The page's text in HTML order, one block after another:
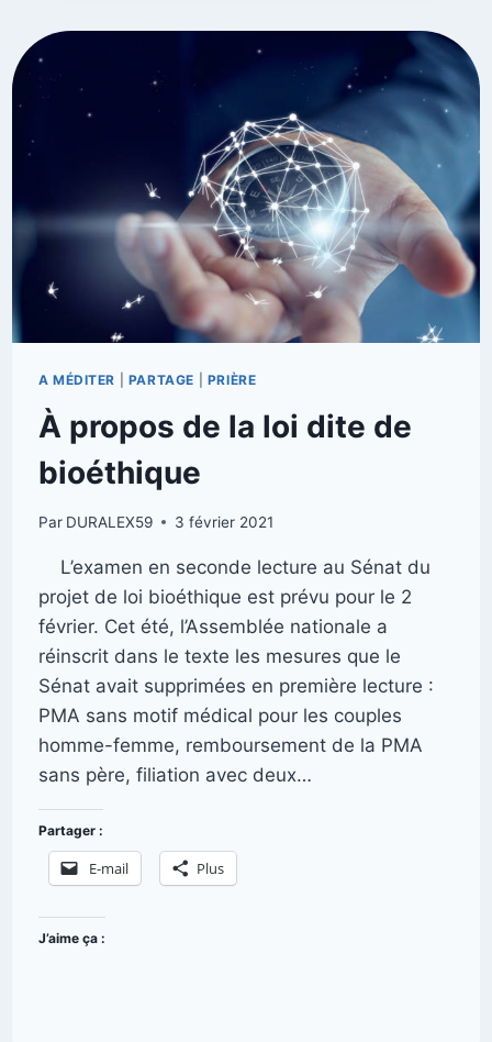
A MÉDITER PARTAGE PRIÈRE
À propos de la loi dite de
bioéthique
Par DURALEX59 3 février 2021
L’examen en seconde lecture au Sénat du
projet de loi bioéthique est prévu pour le 2
février. Cet été, l’Assemblée nationale a
réinscrit dans le texte les mesures que le
Sénat avait supprimées en première lecture :
PMA sans motif médical pour les couples
homme-femme, remboursement de la PMA
sans père, filiation avec deux…
Partager :
E-mail Plus
J’aime ça :